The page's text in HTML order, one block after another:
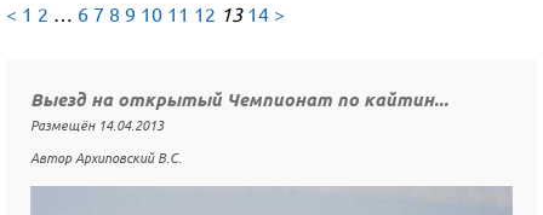
< 1 2 … 6 7 8 9 10 11 12 13 14 >
Выезд на открытый Чемпионат по кайтин...
Размещён 14.04.2013
Автор Архиповский В.С.